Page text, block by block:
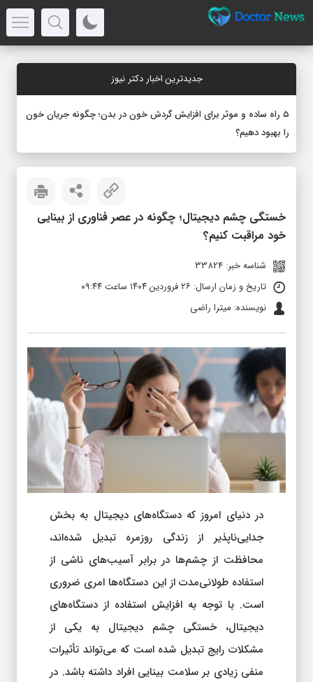
جدیدترین اخبار دکتر نیوز
۵ راه ساده و موثر برای افزایش گردش خون در بدن؛ چگونه جریان خون
را بهبود دهیم؟
خستگی چشم دیجیتال؛ چگونه در عصر فناوری از بینایی
خود مراقبت کنیم؟
شناسه خبر: 33824
تاریخ و زمان ارسال: ۲۶ فروردین ۱۴۰۴ ساعت ۰۹:۴۴
نویسنده: میترا راضی
در دنیای امروز که دستگاه‌های دیجیتال به بخش
جدایی‌ناپذیر از زندگی روزمره تبدیل شده‌اند،
محافظت از چشم‌ها در برابر آسیب‌های ناشی از
استفاده طولانی‌مدت از این دستگاه‌ها امری ضروری
است. با توجه به افزایش استفاده از دستگاه‌های
دیجیتال، خستگی چشم دیجیتال به یکی از
مشکلات رایج تبدیل شده است که می‌تواند تأثیرات
منفی زیادی بر سلامت بینایی افراد داشته باشد. در